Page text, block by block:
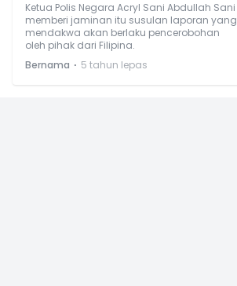
Ketua Polis Negara Acryl Sani Abdullah Sani
memberi jaminan itu susulan laporan yang
mendakwa akan berlaku pencerobohan
oleh pihak dari Filipina.
Bernama ⋅ 5 tahun lepas